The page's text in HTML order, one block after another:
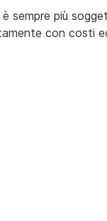
sempre più
con costi